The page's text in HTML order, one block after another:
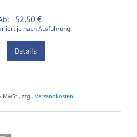
52,50 €
je nach Ausführung.
Details
MwSt., zzgl.Versandkosten